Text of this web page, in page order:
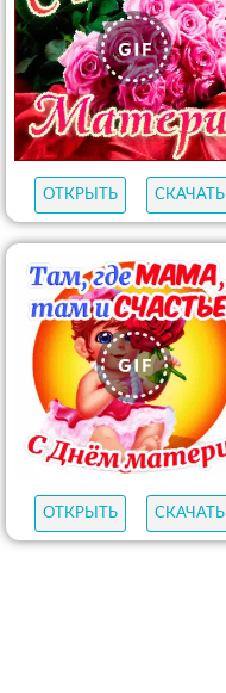
ОТКРЫТЬ
СКАЧАТЬ
ОТКРЫТЬ СКАЧАТЬ